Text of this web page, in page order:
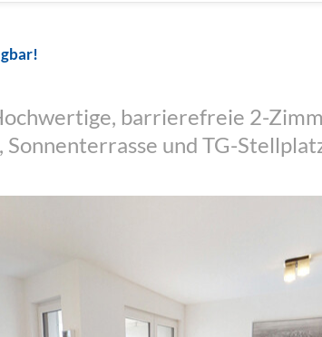
barrierefreie 2-
und TG-